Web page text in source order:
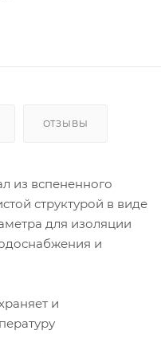
ОТЗЫВЫ
из вспененного
структурой в виде
для изоляции
и
и